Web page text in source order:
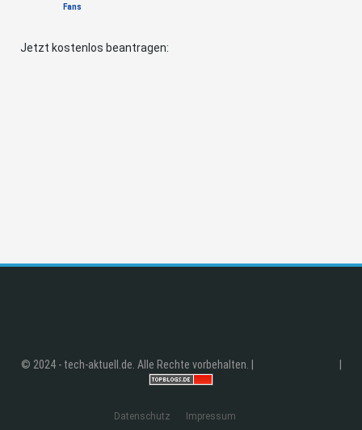
Fans
Jetzt kostenlos beantragen:
© 2024 - tech-aktuell.de. Alle Rechte vorbehalten. |
Datenschutz Impressum